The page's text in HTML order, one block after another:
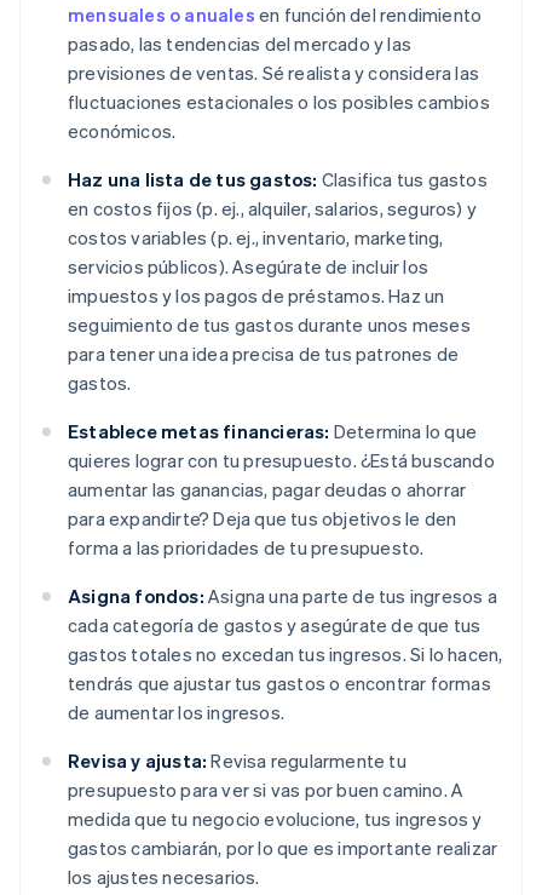
mensuales o anuales en función del rendimiento
pasado, las tendencias del mercado y las
previsiones de ventas. Sé realista y considera las
fluctuaciones estacionales o los posibles cambios
económicos.
Haz una lista de tus gastos: Clasifica tus gastos
en costos fijos (p. ej., alquiler, salarios, seguros) y
costos variables (p. ej., inventario, marketing,
servicios públicos). Asegúrate de incluir los
impuestos y los pagos de préstamos. Haz un
seguimiento de tus gastos durante unos meses
para tener una idea precisa de tus patrones de
gastos.
Establece metas financieras: Determina lo que
quieres lograr con tu presupuesto. ¿Está buscando
aumentar las ganancias, pagar deudas o ahorrar
para expandirte? Deja que tus objetivos le den
forma a las prioridades de tu presupuesto.
Asigna fondos: Asigna una parte de tus ingresos a
cada categoría de gastos y asegúrate de que tus
gastos totales no excedan tus ingresos. Si lo hacen,
tendrás que ajustar tus gastos o encontrar formas
de aumentar los ingresos.
Revisa y ajusta: Revisa regularmente tu
presupuesto para ver si vas por buen camino. A
medida que tu negocio evolucione, tus ingresos y
gastos cambiarán, por lo que es importante realizar
los ajustes necesarios.